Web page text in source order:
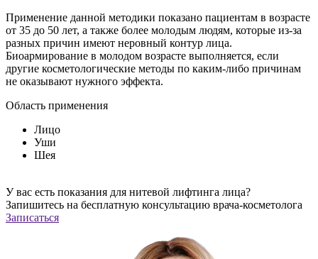
Применение данной методики показано пациентам в возрасте
от 35 до 50 лет, а также более молодым людям, которые из-за
разных причин имеют неровный контур лица.
Биоармирование в молодом возрасте выполняется, если
другие косметологические методы по каким-либо причинам
не оказывают нужного эффекта.
Область применения
Лицо
Уши
Шея
У вас есть показания для нитевой лифтинга лица?
Запишитесь на бесплатную конcультацию врача-косметолога
Записаться